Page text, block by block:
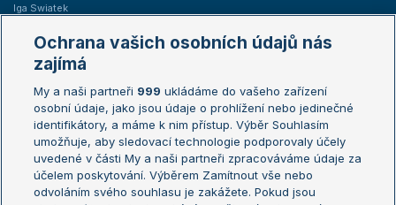
Iga Swiatek
Žebříčky
Žebříček ATP (muži)
Žebříček WTA (ženy)
Sázkařský žebříček
Australian Open
French Open
Wimbledon
US Open
Turnaj mistrů
Ochrana vašich osobních údajů nás
zajímá
My a naši partneři 999 ukládáme do vašeho zařízení
osobní údaje, jako jsou údaje o prohlížení nebo jedinečné
identifikátory, a máme k nim přístup. Výběr Souhlasím
umožňuje, aby sledovací technologie podporovaly účely
uvedené v části My a naši partneři zpracováváme údaje za
účelem poskytování. Výběrem Zamítnout vše nebo
odvoláním svého souhlasu je zakážete. Pokud jsou